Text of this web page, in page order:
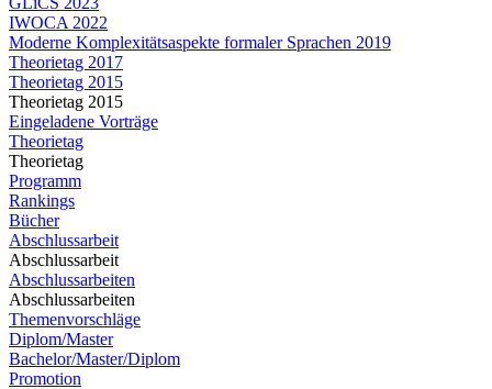
IWOCA 2022
Moderne Komplexitätsaspekte formaler Sprachen 2019
Theorietag 2017
Theorietag 2015
Theorietag 2015
Eingeladene Vorträge
Theorietag
Theorietag
Programm
Rankings
Bücher
Abschlussarbeit
Abschlussarbeit
Abschlussarbeiten
Abschlussarbeiten
Themenvorschläge
Diplom/Master
Bachelor/Master/Diplom
Promotion